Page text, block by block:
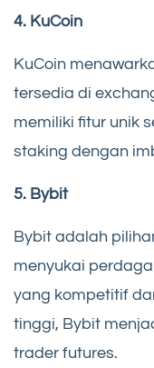
4. KuCoin
KuCoin
tersedia di
memiliki fitur unik
staking dengan
5. Bybit
Bybit adalah
menyukai
yang kompetitif
tinggi, Bybit
trader futures.